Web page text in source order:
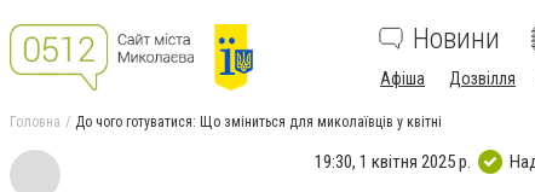
Новини
Афіша Дозвілля
Головна До чого готуватися: Що зміниться для миколаївців у квітні
19:30, 1 квітня 2025 р.